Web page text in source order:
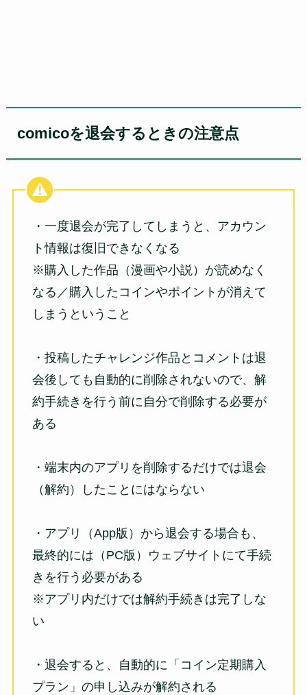
comicoを退会するときの注意点
・一度退会が完了してしまうと、アカウン
ト情報は復旧できなくなる
※購入した作品（漫画や小説）が読めなく
なる／購入したコインやポイントが消えて
しまうということ
・投稿したチャレンジ作品とコメントは退
会後しても自動的に削除されないので、解
約手続きを行う前に自分で削除する必要が
ある
・端末内のアプリを削除するだけでは退会
（解約）したことにはならない
・アプリ（App版）から退会する場合も、
最終的には（PC版）ウェブサイトにて手続
きを行う必要がある
※アプリ内だけでは解約手続きは完了しな
い
・退会すると、自動的に「コイン定期購入
プラン」の申し込みが解約される